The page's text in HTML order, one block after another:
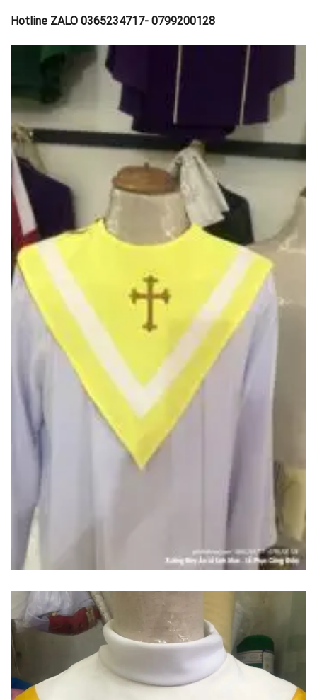
Hotline ZALO 0365234717- 0799200128